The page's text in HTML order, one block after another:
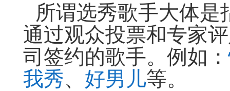
所谓选秀歌手大体
通过观众投票和专家
司签约的歌手。例如：
我秀、 好男儿等。